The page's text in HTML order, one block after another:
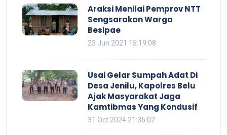
Araksi Menilai Pemprov NTT
Sengsarakan Warga
Besipae
23 Jun 2021 15:19:08
Usai Gelar Sumpah Adat Di
Desa Jenilu, Kapolres Belu
Ajak Masyarakat Jaga
Kamtibmas Yang Kondusif
31 Oct 2024 21:36:02